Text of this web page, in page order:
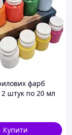
фарб
штук по 20 мл
Купити